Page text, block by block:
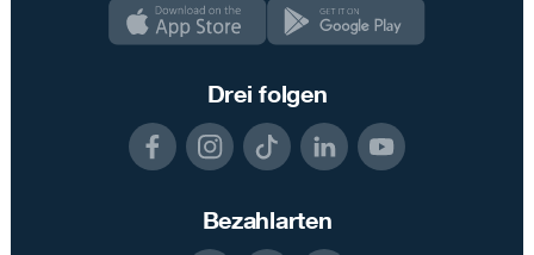
Drei folgen
Bezahlarten